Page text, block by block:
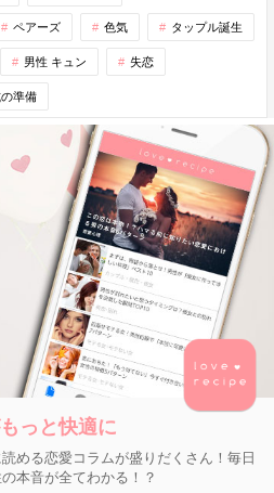
ペアーズ 色気 タップル誕生
男性 キュン 失恋
準備
っと快適に
める恋愛コラムが盛りだくさん！毎日
本音が全てわかる！？